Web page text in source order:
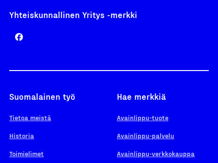
Yhteiskunnallinen Yritys -merkki
Suomalainen työ
Tietoa meistä
Historia
Toimielimet
Hae merkkiä
Avainlippu-tuote
Avainlippu-palvelu
Avainlippu-verkkokauppa